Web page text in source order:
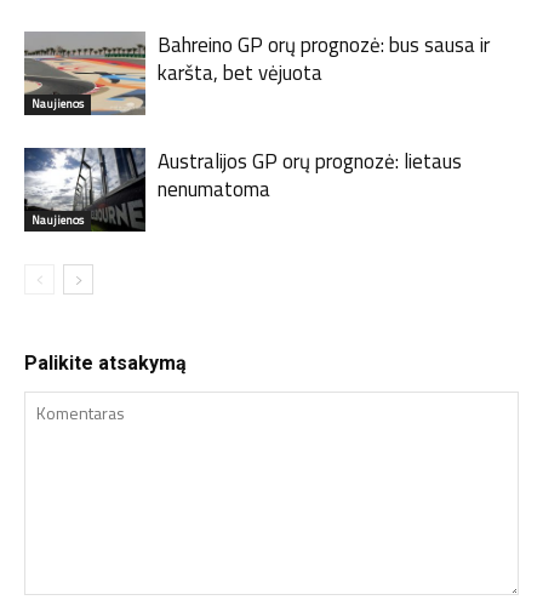
Naujienos
Bahreino GP orų prognozė: bus sausa ir
karšta, bet vėjuota
Naujienos
Australijos GP orų prognozė: lietaus
nenumatoma
Palikite atsakymą